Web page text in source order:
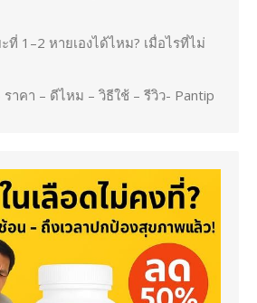
ที่ 1–2 หายเองได้ไหม? เมื่อไรที่ไม่
ราคา – ดีไหม – วิธีใช้ – รีวิว- Pantip